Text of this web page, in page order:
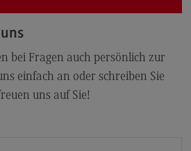
bei Fragen auch persönlich zur
einfach an oder schreiben Sie
uns auf Sie!